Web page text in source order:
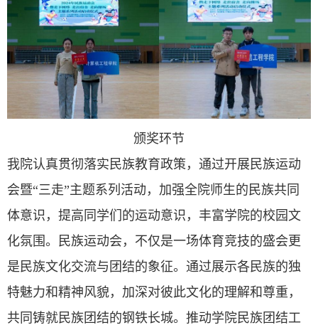
颁奖环节
我院认真贯彻落实民族教育政策，通过开展民族运动
会暨“三走”主题系列活动，加强全院师生的民族共同
体意识，提高同学们的运动意识，丰富学院的校园文
化氛围。民族运动会，不仅是一场体育竞技的盛会更
是民族文化交流与团结的象征。通过展示各民族的独
特魅力和精神风貌，加深对彼此文化的理解和尊重，
共同铸就民族团结的钢铁长城。推动学院民族团结工